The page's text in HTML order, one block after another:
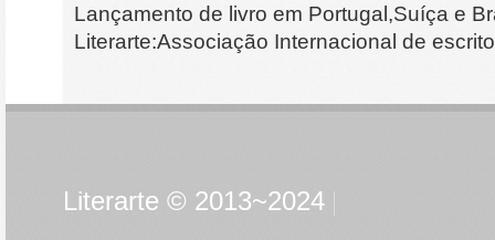
Lançamento de livro em Portugal,Suíça e
Literarte:Associação Internacional de
Literarte © 2013~2024